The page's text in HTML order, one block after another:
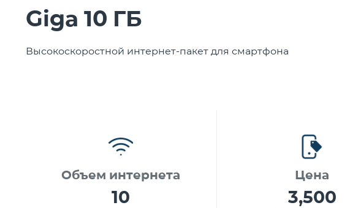
Giga 10 ГБ
Высокоскоростной интернет-пакет для смартфона
Объем интернета
10
Цена
3,500